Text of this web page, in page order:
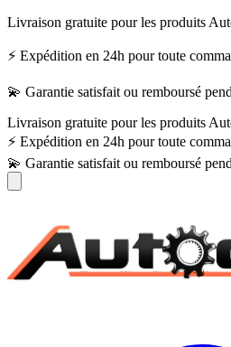
Livraison gratuite pour les produits
⚡ Expédition en 24h pour toute
💫 Garantie satisfait ou remboursé
Livraison gratuite pour les produits
⚡ Expédition en 24h pour toute
💫 Garantie satisfait ou remboursé